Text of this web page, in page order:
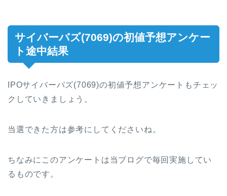
サイバーバズ(7069)の初値予想アンケー
ト途中結果
IPOサイバーバズ(7069)の初値予想アンケートもチェッ
クしていきましょう。
当選できた方は参考にしてくださいね。
ちなみにこのアンケートは当ブログで毎回実施してい
るものです。